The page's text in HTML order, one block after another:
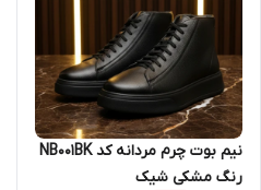
نیم بوت چرم مردانه کد NB001BK
رنگ مشکی شیک